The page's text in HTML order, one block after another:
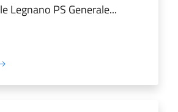
Legnano PS Generale...